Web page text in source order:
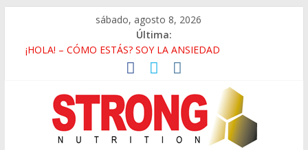
sábado, agosto 8, 2026
Última:
¡HOLA! – CÓMO ESTÁS? SOY LA ANSIEDAD
Deficiencia de Zinc y Baja Testosterona
La Falsa Ideología de Género y Su Antropología
Rutina de Alta Intensidad Para Músculo en las Pantorrillas